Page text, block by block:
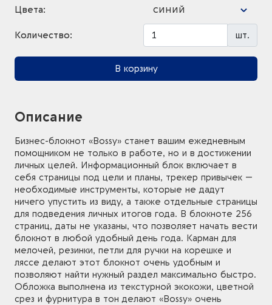
Цвета: синий
Количество: шт.
В корзину
Описание
Бизнес-блокнот «Bossy» станет вашим ежедневным
помощником не только в работе, но и в достижении
личных целей. Информационный блок включает в
себя страницы под цели и планы, трекер привычек —
необходимые инструменты, которые не дадут
ничего упустить из виду, а также отдельные страницы
для подведения личных итогов года. В блокноте 256
страниц, даты не указаны, что позволяет начать вести
блокнот в любой удобный день года. Карман для
мелочей, резинки, петли для ручки на корешке и
ляссе делают этот блокнот очень удобным и
позволяют найти нужный раздел максимально быстро.
Обложка выполнена из текстурной экокожи, цветной
срез и фурнитура в тон делают «Bossy» очень